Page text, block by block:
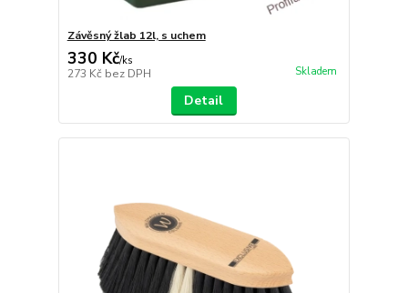
Závěsný žlab 12l, s uchem
330 Kč/ks
273 Kč bez DPH Skladem
Detail